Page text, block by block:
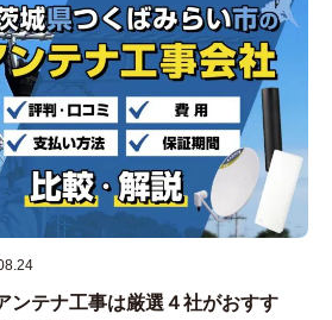
ンテナ工事は厳選４社がおすす